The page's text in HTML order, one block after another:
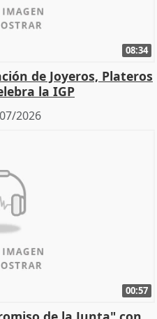
08:34
de Joyeros, Plateros
la IGP
2026
00:57